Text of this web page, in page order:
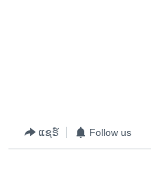
ແຊຣ໌ Follow us